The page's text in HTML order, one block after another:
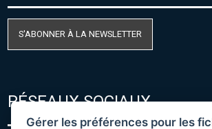
S'ABONNER À LA NEWSLETTER
RÉSEAUX SOCIAUX
Gérer les préférences pour les